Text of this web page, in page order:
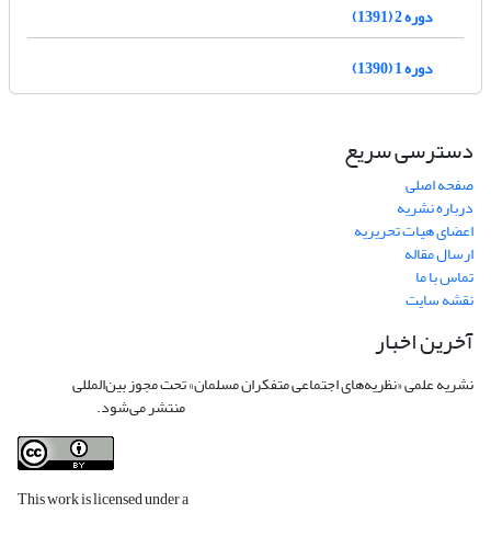
دوره 2 (1391)
دوره 1 (1390)
دسترسی سریع
صفحه اصلی
درباره نشریه
اعضای هیات تحریریه
ارسال مقاله
تماس با ما
نقشه سایت
آخرین اخبار
نشریه علمی «نظریه‌های اجتماعی متفکران مسلمان» تحت مجوز بین‌المللی
منتشر می‌شود.
This work is licensed under a